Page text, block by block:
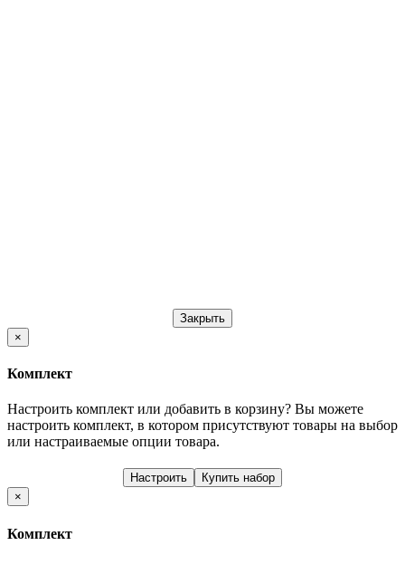
Закрыть
×
Комплект
Настроить комплект или добавить в корзину? Вы можете
настроить комплект, в котором присутствуют товары на выбор
или настраиваемые опции товара.
Настроить
Купить набор
×
Комплект